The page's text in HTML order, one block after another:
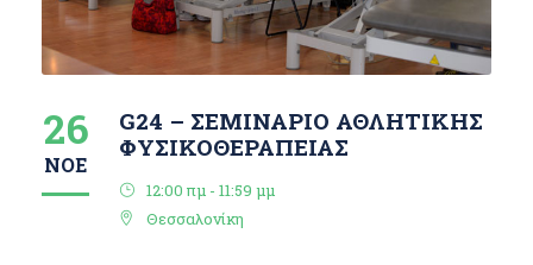
26
ΝΟΈ
G24 – ΣΕΜΙΝΑΡΙΟ ΑΘΛΗΤΙΚΗΣ
ΦΥΣΙΚΟΘΕΡΑΠΕΙΑΣ
12:00 πμ - 11:59 μμ
Θεσσαλονίκη